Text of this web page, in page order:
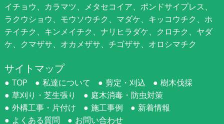
イチョウ、カラマツ、メタセコイア、ポンドサイプレス、
ラクウショウ、モウソウチク、マダケ、キッコウチク、ホ
テイチク、キンメイチク、ナリヒラダケ、クロチク、ヤダ
ケ、クマザサ、オカメザサ、チゴザサ、オロシマチク
サイトマップ
TOP 私達について 剪定・刈込
樹木伐採
草刈り・芝生張り
庭木消毒・防虫対策
外構工事・片付け
施工事例
新着情報
よくある質問
お問い合わせ